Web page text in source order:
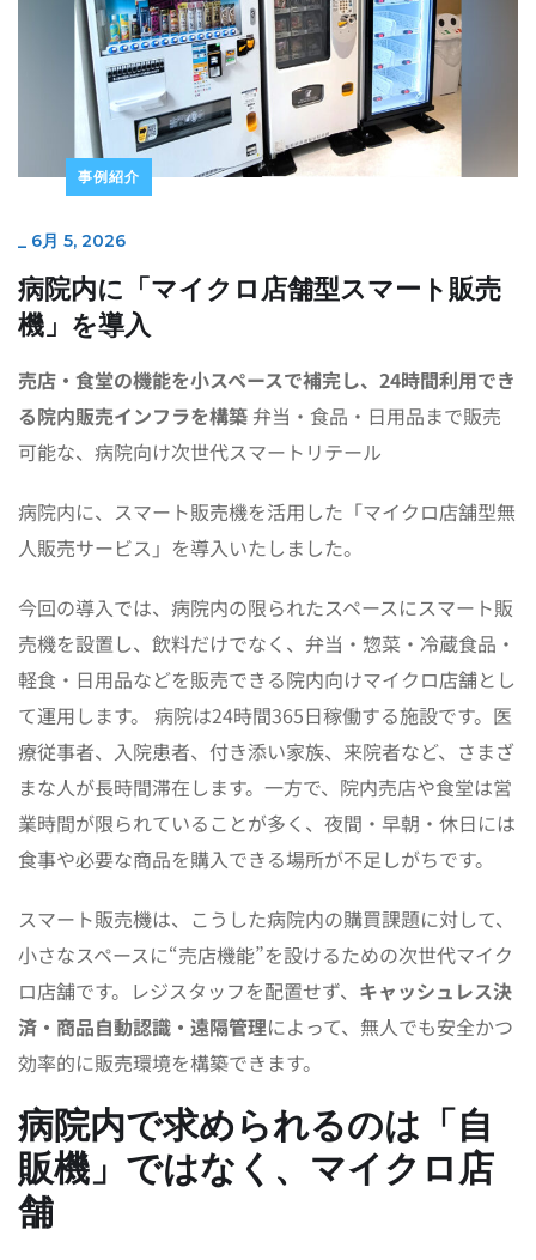
事例紹介
_ 6月 5, 2026
病院内に「マイクロ店舗型スマート販売
機」を導入
売店・食堂の機能を小スペースで補完し、24時間利用でき
る院内販売インフラを構築 弁当・食品・日用品まで販売
可能な、病院向け次世代スマートリテール
病院内に、スマート販売機を活用した「マイクロ店舗型無
人販売サービス」を導入いたしました。
今回の導入では、病院内の限られたスペースにスマート販
売機を設置し、飲料だけでなく、弁当・惣菜・冷蔵食品・
軽食・日用品などを販売できる院内向けマイクロ店舗とし
て運用します。 病院は24時間365日稼働する施設です。医
療従事者、入院患者、付き添い家族、来院者など、さまざ
まな人が長時間滞在します。一方で、院内売店や食堂は営
業時間が限られていることが多く、夜間・早朝・休日には
食事や必要な商品を購入できる場所が不足しがちです。
スマート販売機は、こうした病院内の購買課題に対して、
小さなスペースに“売店機能”を設けるための次世代マイク
ロ店舗です。レジスタッフを配置せず、 キャッシュレス決
済・商品自動認識・遠隔管理によって、無人でも安全かつ
効率的に販売環境を構築できます。
病院内で求められるのは「自
販機」ではなく、マイクロ店
舗